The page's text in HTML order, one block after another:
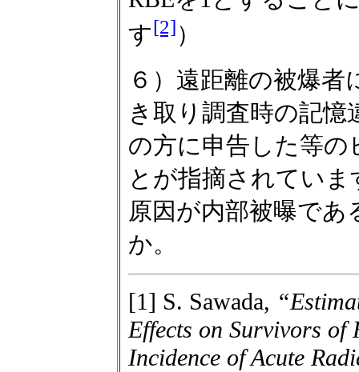
す[2]）
６）遠距離の被爆
き取り調査時の記憶
の方に申告した等
とが指摘されてい
原因が内部被曝で
か。
[1] S. Sawada,
Effects on Survivors
Incidence of Acute